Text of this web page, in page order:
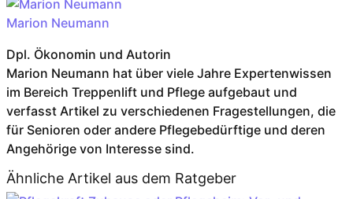
Marion Neumann
Dpl. Ökonomin und Autorin
Marion Neumann hat über viele Jahre Expertenwissen
im Bereich Treppenlift und Pflege aufgebaut und
verfasst Artikel zu verschiedenen Fragestellungen, die
für Senioren oder andere Pflegebedürftige und deren
Angehörige von Interesse sind.
Ähnliche Artikel aus dem Ratgeber